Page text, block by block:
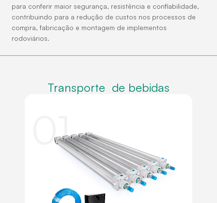
para conferir maior segurança, resistência e confiabilidade,
contribuindo para a redução de custos nos processos de
compra, fabricação e montagem de implementos
rodoviários.
Transporte de bebidas
01